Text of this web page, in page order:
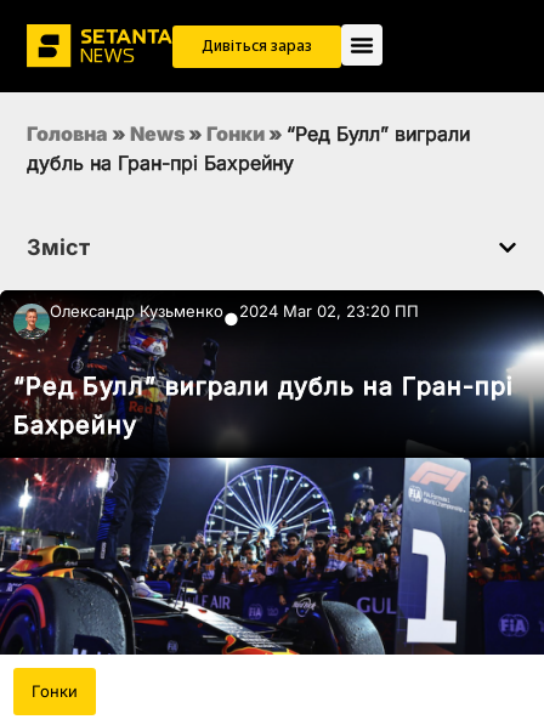
Дивіться зараз
Головна » News » Гонки » “Ред Булл” виграли
дубль на Гран-прі Бахрейну
Зміст
Олександр Кузьменко●2024 Mar 02, 23:20 ПП
“Ред Булл” виграли дубль на Гран-прі
Бахрейну
Гонки